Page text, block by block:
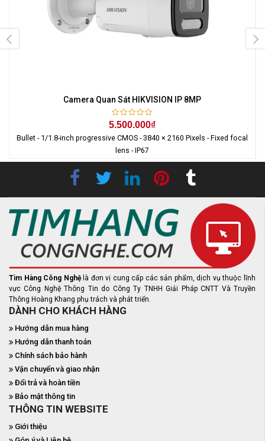
Camera Quan Sát HIKVISION IP 8MP
5.500.000₫
Bullet - 1/1.8-inch progressive CMOS - 3840 × 2160 Pixels - Fixed focal
lens - IP67
Tìm Hàng Công Nghệ là đơn vị cung cấp các sản phẩm, dịch vụ thuộc lĩnh
vực Công Nghệ Thông Tin do Công Ty TNHH Giải Pháp CNTT Và Truyền
Thông Hoàng Khang phụ trách và phát triển.
DÀNH CHO KHÁCH HÀNG
Hướng dẫn mua hàng
Hướng dẫn thanh toán
Chính sách bảo hành
Vận chuyển và giao nhận
Đổi trả và hoàn tiền
Bảo mật thông tin
THÔNG TIN WEBSITE
Giới thiệu